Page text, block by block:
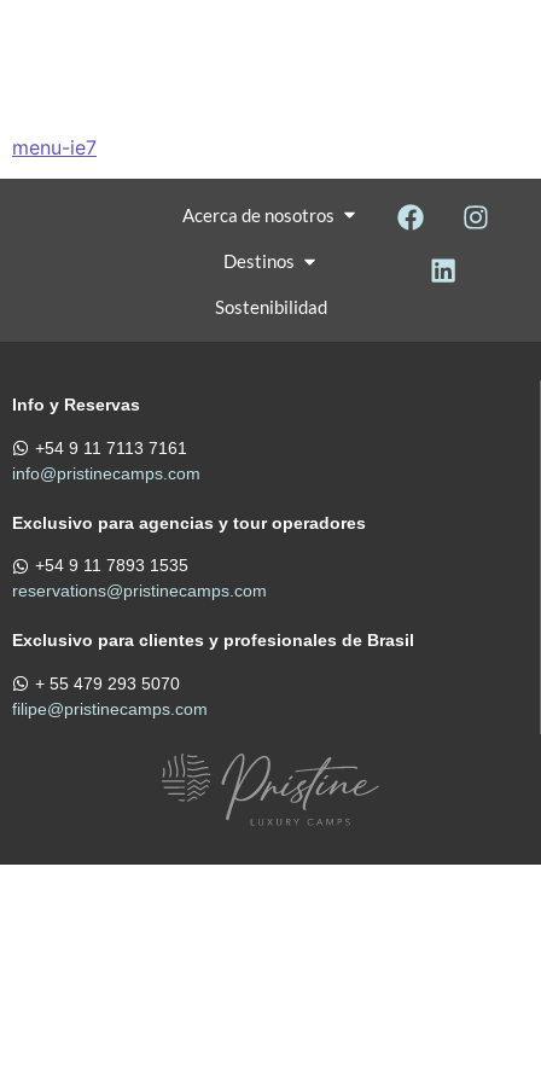
menu-ie7
Acerca de nosotros
Destinos
Sostenibilidad
Info y Reservas
+54 9 11 7113 7161
info@pristinecamps.com
Exclusivo para agencias y tour operadores
+54 9 11 7893 1535
reservations@pristinecamps.com
Exclusivo para clientes y profesionales de Brasil
+ 55 479 293 5070
filipe@pristinecamps.com